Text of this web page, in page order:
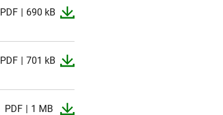
PDF 690 kB
PDF 701 kB
PDF 1 MB